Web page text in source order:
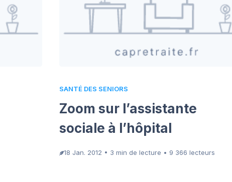
SANTÉ DES SENIORS
Zoom sur l’assistante
sociale à l’hôpital
18 Jan. 2012 • 3 min de lecture • 9 366 lecteurs